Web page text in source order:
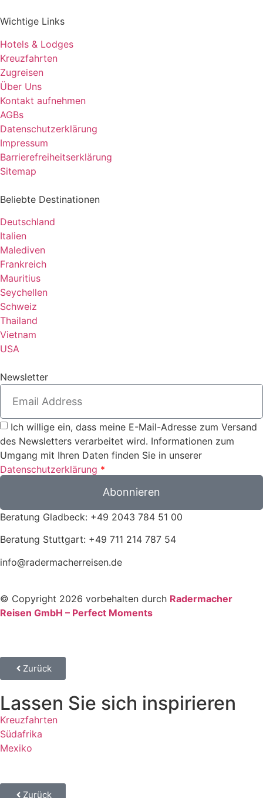
Wichtige Links
Hotels & Lodges
Kreuzfahrten
Zugreisen
Über Uns
Kontakt aufnehmen
AGBs
Datenschutzerklärung
Impressum
Barrierefreiheitserklärung
Sitemap
Beliebte Destinationen
Deutschland
Italien
Malediven
Frankreich
Mauritius
Seychellen
Schweiz
Thailand
Vietnam
USA
Newsletter
Ich willige ein, dass meine E-Mail-Adresse zum Versand
des Newsletters verarbeitet wird. Informationen zum
Umgang mit Ihren Daten finden Sie in unserer
Datenschutzerklärung *
Abonnieren
Beratung Gladbeck: +49 2043 784 51 00
Beratung Stuttgart: +49 711 214 787 54
info@radermacherreisen.de
© Copyright 2026 vorbehalten durch Radermacher
Reisen GmbH – Perfect Moments
Zurück
Lassen Sie sich inspirieren
Kreuzfahrten
Südafrika
Mexiko
Zurück